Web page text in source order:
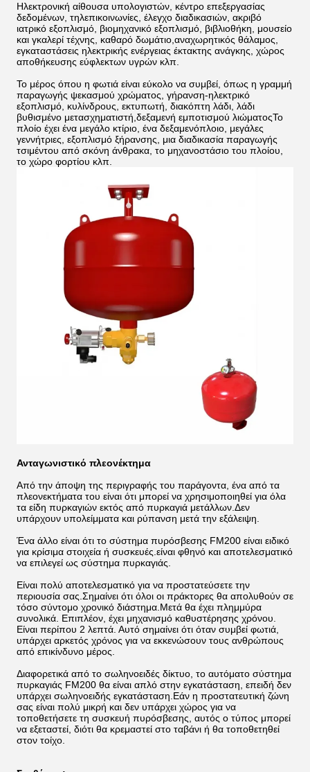
Ηλεκτρονική αίθουσα υπολογιστών, κέντρο επεξεργασίας
δεδομένων, τηλεπικοινωνίες, έλεγχο διαδικασιών, ακριβό
ιατρικό εξοπλισμό, βιομηχανικό εξοπλισμό, βιβλιοθήκη, μουσείο
και γκαλερί τέχνης, καθαρό δωμάτιο,αναχωρητικός θάλαμος,
εγκαταστάσεις ηλεκτρικής ενέργειας έκτακτης ανάγκης, χώρος
αποθήκευσης εύφλεκτων υγρών κλπ.
Το μέρος όπου η φωτιά είναι εύκολο να συμβεί, όπως η γραμμή
παραγωγής ψεκασμού χρώματος, γήρανση-ηλεκτρικό
εξοπλισμό, κυλίνδρους, εκτυπωτή, διακόπτη λάδι, λάδι
βυθισμένο μετασχηματιστή,δεξαμενή εμποτισμού λιώματοςΤο
πλοίο έχει ένα μεγάλο κτίριο, ένα δεξαμενόπλοιο, μεγάλες
γεννήτριες, εξοπλισμό ξήρανσης, μια διαδικασία παραγωγής
τσιμέντου από σκόνη άνθρακα, το μηχανοστάσιο του πλοίου,
το χώρο φορτίου κλπ.
Ανταγωνιστικό πλεονέκτημα
Από την άποψη της περιγραφής του παράγοντα, ένα από τα
πλεονεκτήματα του είναι ότι μπορεί να χρησιμοποιηθεί για όλα
τα είδη πυρκαγιών εκτός από πυρκαγιά μετάλλων.Δεν
υπάρχουν υπολείμματα και ρύπανση μετά την εξάλειψη.
Ένα άλλο είναι ότι το σύστημα πυρόσβεσης FM200 είναι ειδικό
για κρίσιμα στοιχεία ή συσκευές.είναι φθηνό και αποτελεσματικό
να επιλεγεί ως σύστημα πυρκαγιάς.
Είναι πολύ αποτελεσματικό για να προστατεύσετε την
περιουσία σας.Σημαίνει ότι όλοι οι πράκτορες θα απολυθούν σε
τόσο σύντομο χρονικό διάστημα.Μετά θα έχει πλημμύρα
συνολικά. Επιπλέον, έχει μηχανισμό καθυστέρησης χρόνου.
Είναι περίπου 2 λεπτά. Αυτό σημαίνει ότι όταν συμβεί φωτιά,
υπάρχει αρκετός χρόνος για να εκκενώσουν τους ανθρώπους
από επικίνδυνο μέρος.
Διαφορετικά από το σωληνοειδές δίκτυο, το αυτόματο σύστημα
πυρκαγιάς FM200 θα είναι απλό στην εγκατάσταση, επειδή δεν
υπάρχει σωληνοειδής εγκατάσταση.Εάν η προστατευτική ζώνη
σας είναι πολύ μικρή και δεν υπάρχει χώρος για να
τοποθετήσετε τη συσκευή πυρόσβεσης, αυτός ο τύπος μπορεί
να εξεταστεί, διότι θα κρεμαστεί στο ταβάνι ή θα τοποθετηθεί
στον τοίχο.